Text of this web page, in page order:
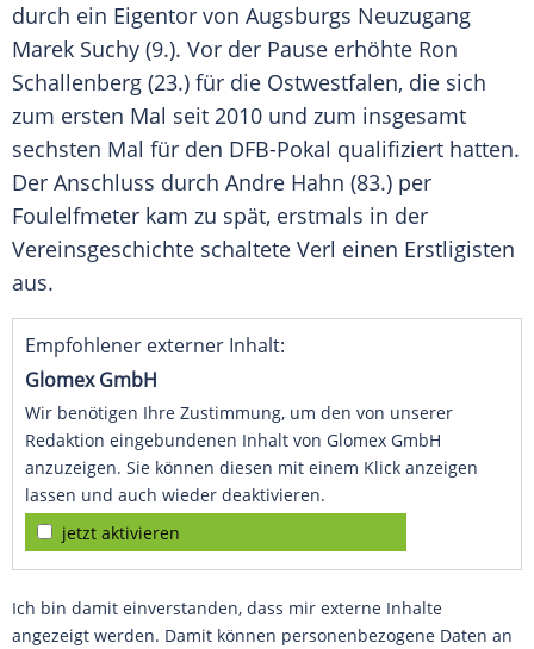
durch ein Eigentor von Augsburgs Neuzugang
Marek Suchy (9.). Vor der Pause erhöhte Ron
Schallenberg (23.) für die Ostwestfalen, die sich
zum ersten Mal seit 2010 und zum insgesamt
sechsten Mal für den DFB-Pokal qualifiziert hatten.
Der Anschluss durch Andre Hahn (83.) per
Foulelfmeter kam zu spät, erstmals in der
Vereinsgeschichte schaltete Verl einen Erstligisten
aus.
Empfohlener externer Inhalt:
Glomex GmbH
Wir benötigen Ihre Zustimmung, um den von unserer
Redaktion eingebundenen Inhalt von Glomex GmbH
anzuzeigen. Sie können diesen mit einem Klick anzeigen
lassen und auch wieder deaktivieren.
jetzt aktivieren
Ich bin damit einverstanden, dass mir externe Inhalte
angezeigt werden. Damit können personenbezogene Daten an